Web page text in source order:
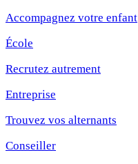
Accompagnez votre enfant
École
Recrutez autrement
Entreprise
Trouvez vos alternants
Conseiller